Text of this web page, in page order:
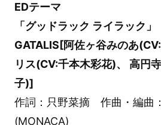
EDテーマ
「グッドラック ライラック」
GATALIS[阿佐ヶ谷みのあ
リス(CV:千本木彩花)、 高円
子)]
作詞：只野菜摘 作曲・編曲
(MONACA)